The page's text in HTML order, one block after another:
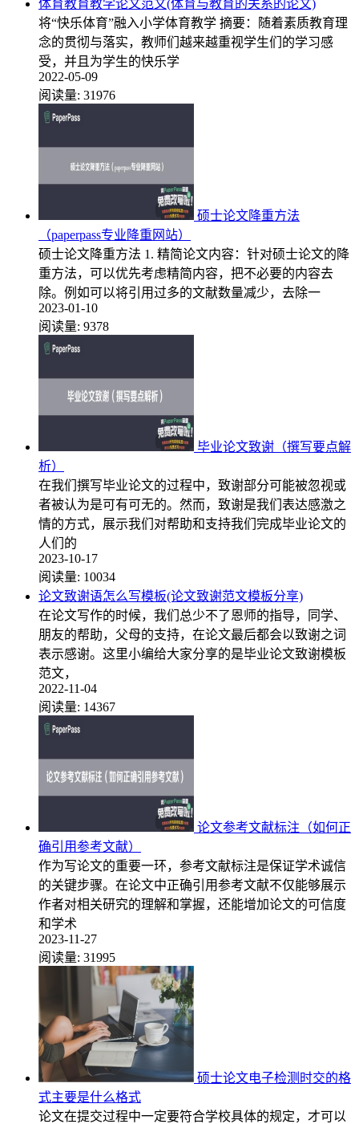
体育教育教学论文范文(体育与教育的关系的论文)
将“快乐体育”融入小学体育教学 摘要：随着素质教育理
念的贯彻与落实，教师们越来越重视学生们的学习感
受，并且为学生的快乐学
2022-05-09
阅读量: 31976
硕士论文降重方法
（paperpass专业降重网站）
硕士论文降重方法 1. 精简论文内容：针对硕士论文的降
重方法，可以优先考虑精简内容，把不必要的内容去
除。例如可以将引用过多的文献数量减少，去除一
2023-01-10
阅读量: 9378
毕业论文致谢（撰写要点解
析）
在我们撰写毕业论文的过程中，致谢部分可能被忽视或
者被认为是可有可无的。然而，致谢是我们表达感激之
情的方式，展示我们对帮助和支持我们完成毕业论文的
人们的
2023-10-17
阅读量: 10034
论文致谢语怎么写模板(论文致谢范文模板分享)
在论文写作的时候，我们总少不了恩师的指导，同学、
朋友的帮助，父母的支持，在论文最后都会以致谢之词
表示感谢。这里小编给大家分享的是毕业论文致谢模板
范文，
2022-11-04
阅读量: 14367
论文参考文献标注（如何正
确引用参考文献）
作为写论文的重要一环，参考文献标注是保证学术诚信
的关键步骤。在论文中正确引用参考文献不仅能够展示
作者对相关研究的理解和掌握，还能增加论文的可信度
和学术
2023-11-27
阅读量: 31995
硕士论文电子检测时交的格
式主要是什么格式
论文在提交过程中一定要符合学校具体的规定，才可以